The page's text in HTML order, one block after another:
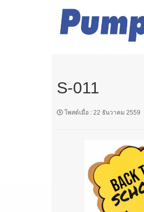
S-011
โพสต์เมื่อ : 22 ธันวาคม 2559